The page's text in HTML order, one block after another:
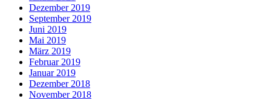
Dezember 2019
September 2019
Juni 2019
Mai 2019
März 2019
Februar 2019
Januar 2019
Dezember 2018
November 2018